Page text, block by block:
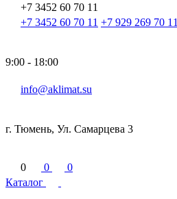
+7 3452 60 70 11
+7 3452 60 70 11 +7 929 269 70 11
9:00 - 18:00
info@aklimat.su
г. Тюмень, Ул. Самарцева 3
0 0
0
Каталог